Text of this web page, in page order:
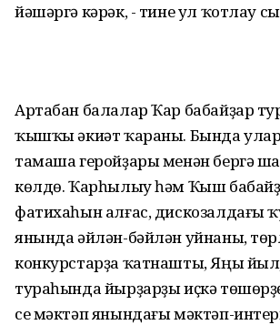
йәшәргә кәрәк, - тине ул ҡотлау
Артабан балалар Ҡар бабайҙар
ҡышҡы әкиәт ҡараны. Бында
тамаша геройҙары менән бергә
көлдө. Ҡарһылыу һәм Ҡыш
фатихаһын алғас,
янында әйлән-бәйлән уйнаны,
конкурстарҙа ҡатнашты, Яңы
тураһында йырҙарҙы иҫкә
се мәктәп янындағы мәктәп-